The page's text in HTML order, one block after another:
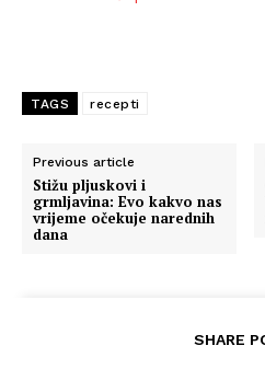
TAGS recepti
Previous article
Stižu pljuskovi i
grmljavina: Evo kakvo nas
vrijeme očekuje narednih
dana
SHARE